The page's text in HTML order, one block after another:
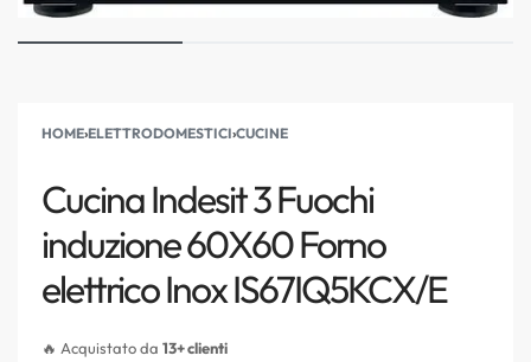
HOME›ELETTRODOMESTICI›CUCINE
Cucina Indesit 3 Fuochi
induzione 60X60 Forno
elettrico Inox IS67IQ5KCX/E
🔥 Acquistato da 13+ clienti